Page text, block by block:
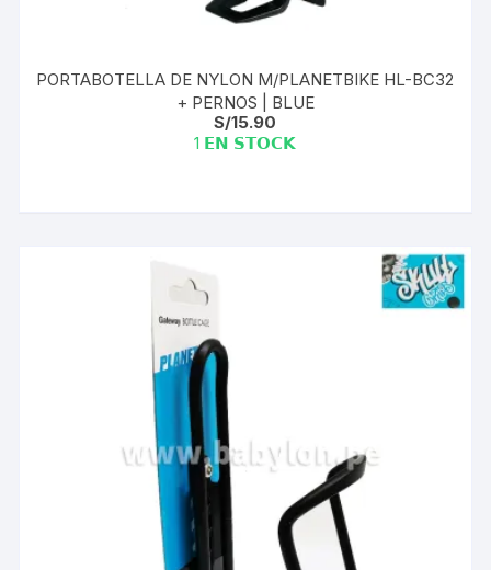
PORTABOTELLA DE NYLON M/PLANETBIKE HL-BC32
+ PERNOS | BLUE
S/15.90
1 𝗘𝗡 𝗦𝗧𝗢𝗖𝗞